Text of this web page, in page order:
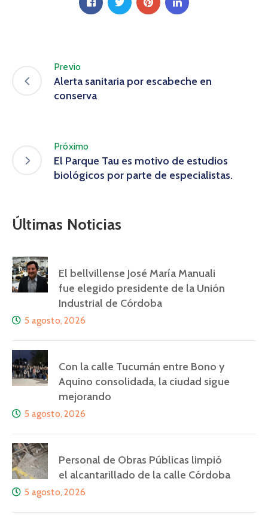
Previo
Alerta sanitaria por escabeche en
conserva
Próximo
El Parque Tau es motivo de estudios
biológicos por parte de especialistas.
Últimas Noticias
El bellvillense José María Manuali
fue elegido presidente de la Unión
Industrial de Córdoba
5 agosto, 2026
Con la calle Tucumán entre Bono y
Aquino consolidada, la ciudad sigue
mejorando
5 agosto, 2026
Personal de Obras Públicas limpió
el alcantarillado de la calle Córdoba
5 agosto, 2026